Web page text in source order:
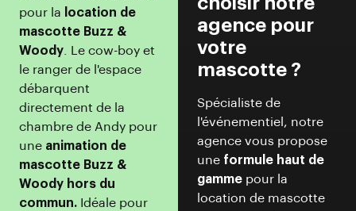
pour la
location de
mascotte Buzz &
Woody . Le cow-boy et
le ranger de l'espace
débarquent
directement de la
chambre de Andy pour
une animation de
mascotte Buzz &
Woody hors du
commun. Idéale pour
agence pour
votre
mascotte ?
Spécialiste de
l'événementiel, notre
agence vous propose
une formule haut de
gamme pour la
location de mascotte